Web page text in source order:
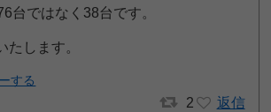
台ではなく38台です。
たします。
する
2 返信